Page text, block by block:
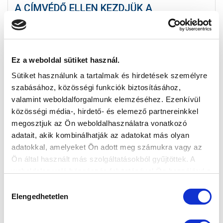
Ez a weboldal sütiket használ.
Sütiket használunk a tartalmak és hirdetések személyre
szabásához, közösségi funkciók biztosításához,
valamint weboldalforgalmunk elemzéséhez. Ezenkívül
közösségi média-, hirdető- és elemező partnereinkkel
megosztjuk az Ön weboldalhasználatra vonatkozó
adatait, akik kombinálhatják az adatokat más olyan
adatokkal, amelyeket Ön adott meg számukra vagy az
Ön által használt más szolgáltatásokból gyűjtöttek. A
kiválasztása
Elengedhetetlen
A CÍMVÉDŐ ELLEN KEZDJÜK A
BAJNOKSÁGOT
2024-07-15 15:48:20
FTC-Telekom ellen lép pályára az első fordulóban.